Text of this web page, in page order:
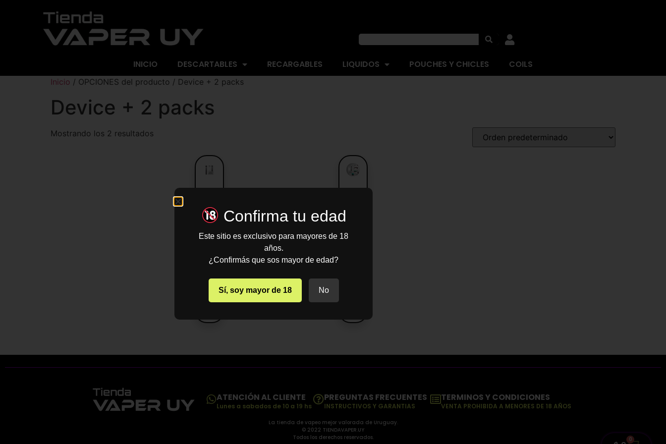
0
INICIO DESCARTABLES RECARGABLES LIQUIDOS POUCHES Y CHICLES COILS
Inicio / OPCIONES del producto / Device + 2 packs
Device + 2 packs
Mostrando los 2 resultados
$1.699
-
$3.999
SELECCIONAR
OPCIONES
$
OPCIONES
ATENCIÓN AL CLIENTE
Lunes a sabados de 10 a 19 hs
PREGUNTAS FRECUENTES
INSTRUCTIVOS Y GARANTIAS
TERMINOS Y CONDICIONES
VENTA PROHIBIDA A MENORES DE 18 AÑOS
La tienda de vapeo mejor valorada de Uruguay.
© 2022 TIENDAVAPER.UY
Todos los derechos reservados.
Confirma tu edad
Este sitio es exclusivo para mayores de 18
años.
¿Confirmás que sos mayor de edad?
Sí, soy mayor de 18 No